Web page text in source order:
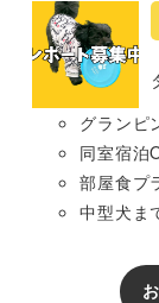
グランピ
同室宿泊
部屋食プ
中型犬ま